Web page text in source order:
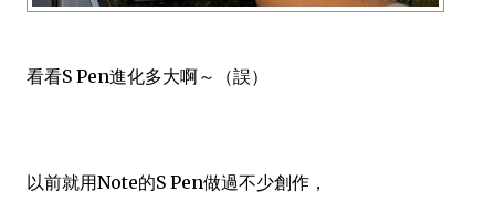
看看S Pen進化多大啊～（誤）
以前就用Note的S Pen做過不少創作，